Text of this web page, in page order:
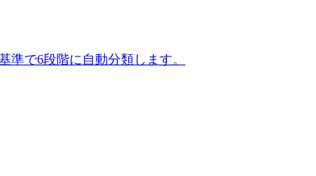
で6段階に自動分類します。